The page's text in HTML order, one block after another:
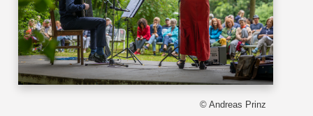
© Andreas Prinz